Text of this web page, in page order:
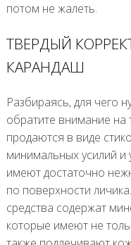
потом не жалеть.
ТВЕРДЫЙ
КАРАНДАШ
Разбираясь, для чего
обратите внимание на
продаются в виде
минимальных усилий
имеют достаточно
по поверхности
средства содержат
которые имеют не